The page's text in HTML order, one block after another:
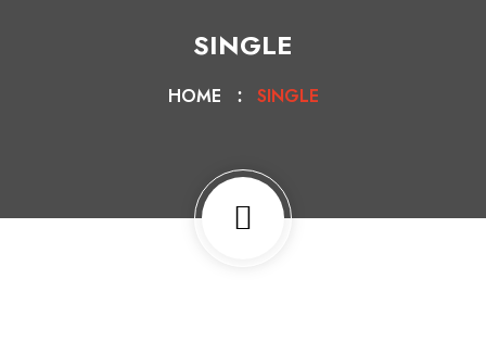
SINGLE
HOME SINGLE